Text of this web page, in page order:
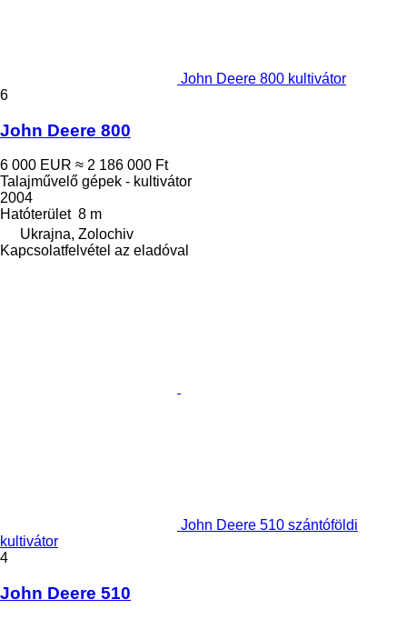
John Deere 800 kultivátor
6
John Deere 800
6 000 EUR ≈ 2 186 000 Ft
Talajművelő gépek - kultivátor
2004
Hatóterület 8 m
Ukrajna, Zolochiv
Kapcsolatfelvétel az eladóval
John Deere 510 szántóföldi
kultivátor
4
John Deere 510